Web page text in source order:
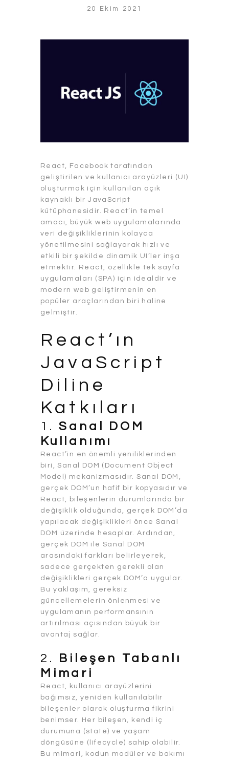
20 Ekim 2021
React, Facebook tarafından
geliştirilen ve kullanıcı arayüzleri (UI)
oluşturmak için kullanılan açık
kaynaklı bir JavaScript
kütüphanesidir. React’in temel
amacı, büyük web uygulamalarında
veri değişikliklerinin kolayca
yönetilmesini sağlayarak hızlı ve
etkili bir şekilde dinamik UI’ler inşa
etmektir. React, özellikle tek sayfa
uygulamaları (SPA) için idealdir ve
modern web geliştirmenin en
popüler araçlarından biri haline
gelmiştir.
React’ın
JavaScript
Diline
Katkıları
1.Sanal DOM
Kullanımı
React’in en önemli yeniliklerinden
biri, Sanal DOM (Document Object
Model) mekanizmasıdır. Sanal DOM,
gerçek DOM’un hafif bir kopyasıdır ve
React, bileşenlerin durumlarında bir
değişiklik olduğunda, gerçek DOM’da
yapılacak değişiklikleri önce Sanal
DOM üzerinde hesaplar. Ardından,
gerçek DOM ile Sanal DOM
arasındaki farkları belirleyerek,
sadece gerçekten gerekli olan
değişiklikleri gerçek DOM’a uygular.
Bu yaklaşım, gereksiz
güncellemelerin önlenmesi ve
uygulamanın performansının
artırılması açısından büyük bir
avantaj sağlar.
2.
Bileşen Tabanlı
Mimari
React, kullanıcı arayüzlerini
bağımsız, yeniden kullanılabilir
bileşenler olarak oluşturma fikrini
benimser. Her bileşen, kendi iç
durumuna (state) ve yaşam
döngüsüne (lifecycle) sahip olabilir.
Bu mimari, kodun modüler ve bakımı